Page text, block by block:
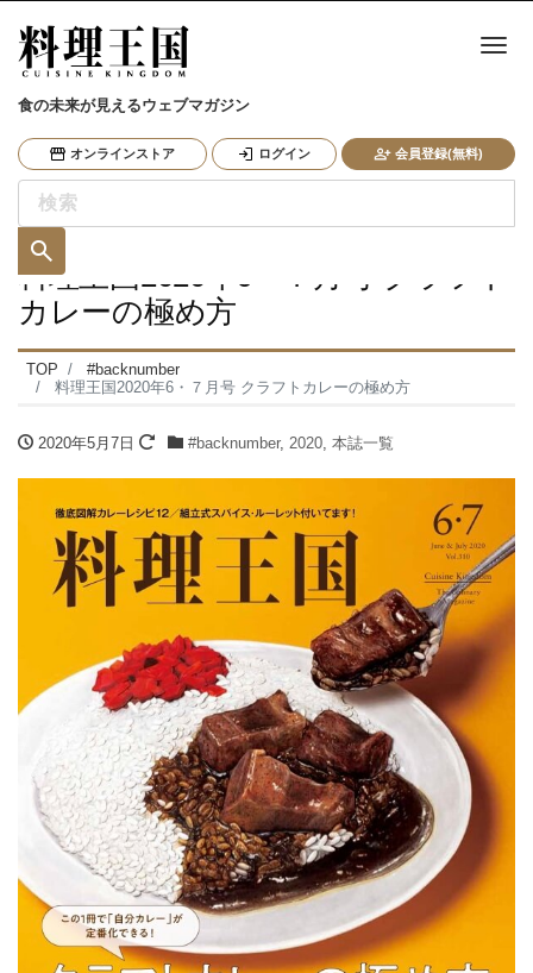
食の未来が見えるウェブマガジン
オンラインストア ログイン 会員登録(無料)
ナ
料理王国2020年6・７月号 クラフト
カレーの極め方
TOP
#backnumber
料理王国2020年6・７月号 クラフトカレーの極め方
2020年5月7日 #backnumber, 2020, 本誌一覧